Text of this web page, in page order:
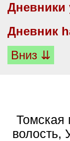
Дневники
Дневник
Вниз ⇊
Томская губерния Каинский уезд Верхне-Омская
волость,